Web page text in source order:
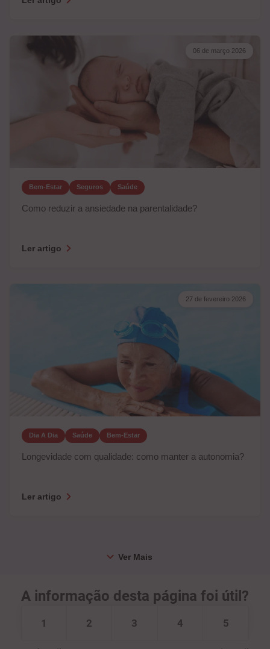
06 de março 2026
Bem-Estar Seguros Saúde
Como reduzir a ansiedade na parentalidade?
Ler artigo
27 de fevereiro 2026
Dia A Dia Saúde Bem-Estar
Longevidade com qualidade: como manter a autonomia?
Ler artigo
A informação desta página foi útil?
1 2 3 4 5